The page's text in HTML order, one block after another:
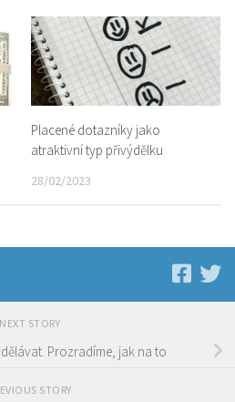
Placené dotazníky jako
atraktivní typ přivýdělku
28/02/2023
NEXT STORY
Prozradíme, jak na to
STORY